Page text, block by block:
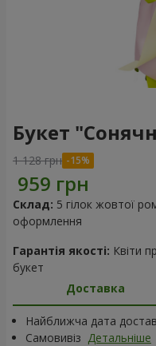
Букет
1 128 грн
Склад: 5 гілок жовтої
оформлення
Гарантія якості: Квіти
букет
Доставка
Найближча дата
Самовивіз Детальніше